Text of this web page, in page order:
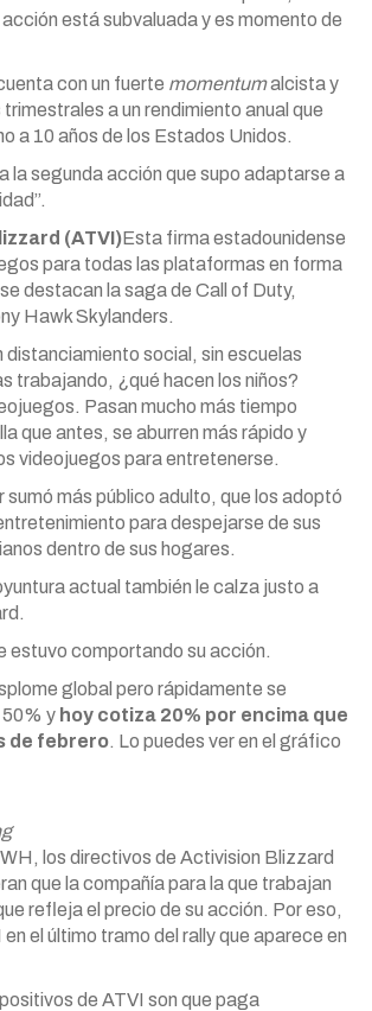
está subvaluada y es momento de
con un fuerte momentumalcista y
a un rendimiento anual que
a 10 años de los Estados Unidos.
la segunda acción que supo adaptarse a
(ATVI)Esta firma estadounidense
para todas las plataformas en forma
destacan la saga de Call of Duty,
Hawk Skylanders.
distanciamiento social, sin escuelas
trabajando, ¿qué hacen los niños?
Pasan mucho más tiempo
que antes, se aburren más rápido y
videojuegos para entretenerse.
más público adulto, que los adoptó
para despejarse de sus
dentro de sus hogares.
actual también le calza justo a
estuvo comportando su acción.
global pero rápidamente se
y hoy cotiza 20% por encima que
de febrero. Lo puedes ver en el gráfico
los directivos de Activision Blizzard
que la compañía para la que trabajan
refleja el precio de su acción. Por eso,
el último tramo del rally que aparece en
de ATVI son que paga